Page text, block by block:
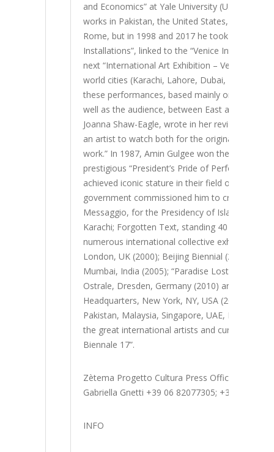
and Economics” at Yale University (U.S.A.), he
works in Pakistan, the United States, Europe
Rome, but in 1998 and 2017 he took part in
Installations”, linked to the “Venice
next “International Art Exhibition – Venice
world cities (Karachi, Lahore, Dubai, Nagoya,
these performances, based mainly on works,
well as the audience, between East and West.
Joanna Shaw-Eagle, wrote in her review of his
an artist to watch both for the originality of his
work.” In 1987, Amin Gulgee won the “Conger
prestigious “President’s Pride of
achieved iconic stature in their field of
government commissioned him to create
Messaggio, for the Presidency of Islamabad;
Karachi; Forgotten Text, standing 40 mt tall,
numerous international collective exhibitions,
London, UK (2000); Beijing Biennial (2003);
Mumbai, India (2005); “Paradise Lost,” WAH
Ostrale, Dresden, Germany (2010) and “New
Headquarters, New York, NY, USA (2016). He
Pakistan, Malaysia, Singapore, UAE, India,
the great international artists and curators, he
Biennale 17”.
Zètema Progetto Cultura Press Office
Gabriella Gnetti +39 06 82077305; +39 348
INFO